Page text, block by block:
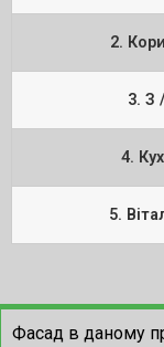
2.
3. З
4.
5.
Фасад в даному